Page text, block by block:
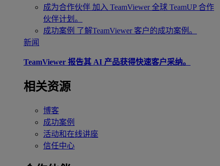
成为合作伙伴 加入 TeamViewer 全球 TeamUP 合作
伙伴计划。
成功案例 了解TeamViewer 客户的成功案例。
新闻
TeamViewer 报告其 AI 产品获得快速客户采纳。
相关资源
博客
成功案例
活动和在线讲座
信任中心